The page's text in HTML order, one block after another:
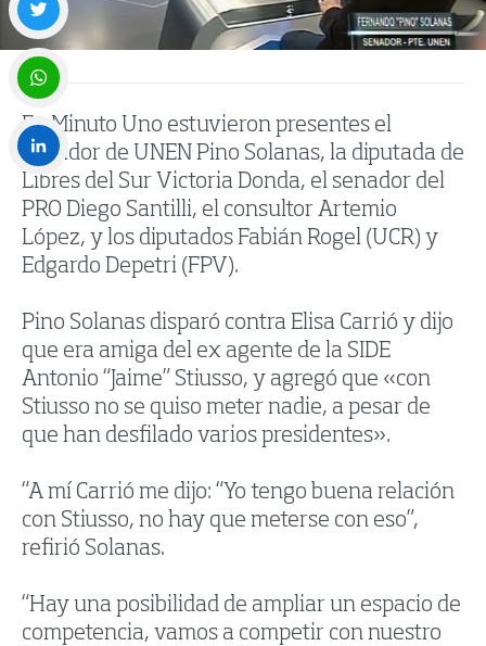
En Minuto Uno estuvieron presentes el
senador de UNEN Pino Solanas, la diputada de
Libres del Sur Victoria Donda, el senador del
PRO Diego Santilli, el consultor Artemio
López, y los diputados Fabián Rogel (UCR) y
Edgardo Depetri (FPV).
Pino Solanas disparó contra Elisa Carrió y dijo
que era amiga del ex agente de la SIDE
Antonio “Jaime” Stiusso, y agregó que «con
Stiusso no se quiso meter nadie, a pesar de
que han desfilado varios presidentes».
“A mí Carrió me dijo: “Yo tengo buena relación
con Stiusso, no hay que meterse con eso”,
refirió Solanas.
“Hay una posibilidad de ampliar un espacio de
competencia, vamos a competir con nuestro
Twitter
WhatsApp
LinkedIn